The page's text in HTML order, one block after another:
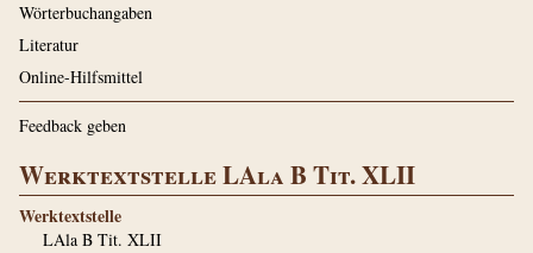
Wörterbuchangaben
Literatur
Online-Hilfsmittel
Feedback geben
Werktextstelle LAla B Tit. XLII
Werktextstelle
LAla B Tit. XLII